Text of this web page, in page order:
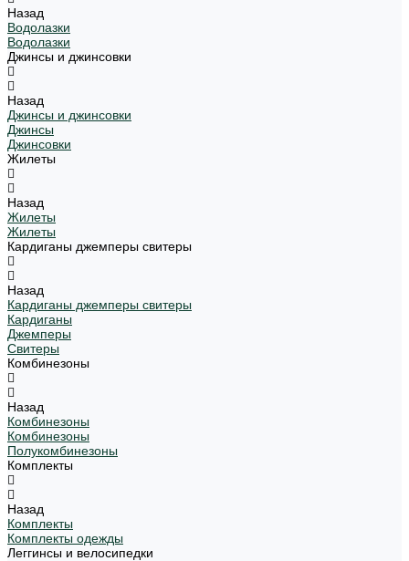
Назад
Водолазки
Водолазки
Джинсы и джинсовки
Назад
Джинсы и джинсовки
Джинсы
Джинсовки
Жилеты
Назад
Жилеты
Жилеты
Кардиганы джемперы свитеры
Назад
Кардиганы джемперы свитеры
Кардиганы
Джемперы
Свитеры
Комбинезоны
Назад
Комбинезоны
Комбинезоны
Полукомбинезоны
Комплекты
Назад
Комплекты
Комплекты одежды
Леггинсы и велосипедки